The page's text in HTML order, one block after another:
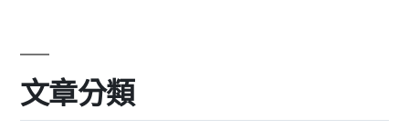
文章分類